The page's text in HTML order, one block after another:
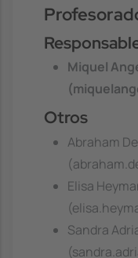
Miquel
Otros
Abraham
Elisa
Sandra